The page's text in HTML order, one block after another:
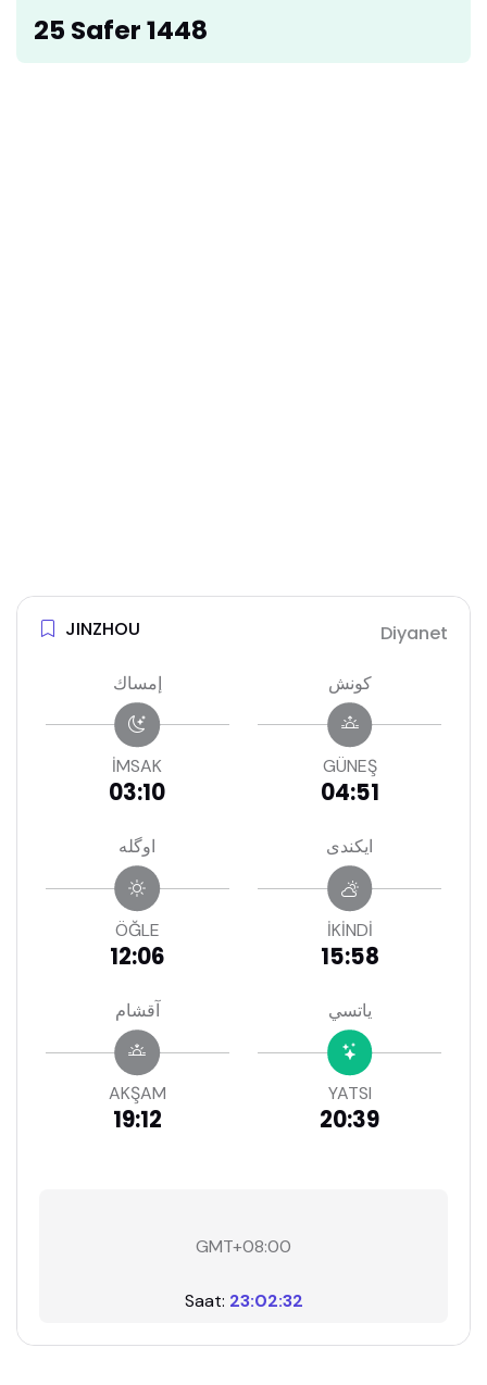
25 Safer 1448
JINZHOU Diyanet
إمساك
İMSAK
03:10
كونش
GÜNEŞ
04:51
اوگله
ÖĞLE
12:06
ايكندى
İKİNDİ
15:58
آقشام
AKŞAM
19:12
ياتسي
YATSI
20:39
GMT+08:00
Saat: 23:02:33